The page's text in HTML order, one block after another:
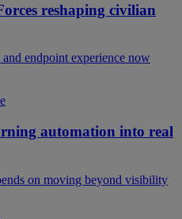
reshaping civilian
endpoint experience now
automation into real
on moving beyond visibility